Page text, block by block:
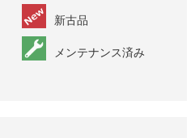
新古品
メンテナンス済み